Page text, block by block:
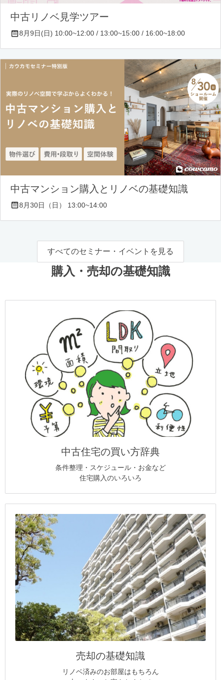
中古リノベ見学ツアー
8月9日(日) 10:00~12:00 / 13:00~15:00 / 16:00~18:00
中古マンション購入とリノベの基礎知識
8月30日（日） 13:00~14:00
すべてのセミナー・イベントを見る
購入・売却の基礎知識
中古住宅の買い方辞典
条件整理・スケジュール・お金など
住宅購入のいろいろ
売却の基礎知識
リノベ済みのお部屋はもちろん